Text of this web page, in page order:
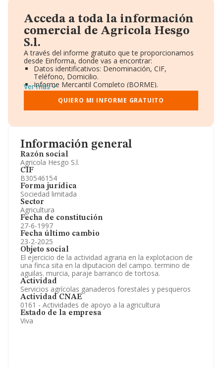
Información general
Razón social
Agricola Hesgo S.l.
CIF
B30546154
Forma jurídica
Sociedad limitada
Sector
Agricultura
Fecha de constitución
27-6-1997
Fecha último cambio
23-2-2025
Objeto social
El ejercicio de la actividad agraria en la explotacion de
una finca sita en la diputacion del campo. termino de
aguilas. murcia, paraje barranco de tortosa.
Actividad
Servicios agrícolas ganaderos forestales y pesqueros
Actividad CNAE
0161 - Actividades de apoyo a la agricultura
Estado de la empresa
Viva
Acceda a toda la información
comercial de Agricola Hesgo
S.l.
A través del informe gratuito que te proporcionamos
desde Einforma, donde vas a encontrar:
Datos identificativos: Denominación, CIF,
Teléfono, Domicilio.
Informe Mercantil Completo (BORME).
Gráficos de Evolución Ventas y Empleados.
Consejo de Administración y Administradores.
Directivos y Ejecutivos.
Información oficial y registral complementaria.
Ver más
QUIERO MI INFORME GRATUITO